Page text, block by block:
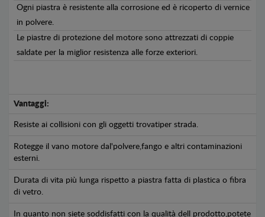
Ogni piastra è resistente alla corrosione ed è ricoperto di vernice
in polvere.
Le piastre di protezione del motore sono attrezzati di coppie
saldate per la miglior resistenza alle forze exteriori.
Vantaggi:
Resiste ai collisioni con gli oggetti trovatiper strada.
Rotegge il vano motore dal'polvere,fango e altri contaminazioni
esterni.
Durata di vita più lunga rispetto a piastra fatta di plastica o fibra
di vetro.
In quanto non siete soddisfatti con la qualità dell prodotto,potete